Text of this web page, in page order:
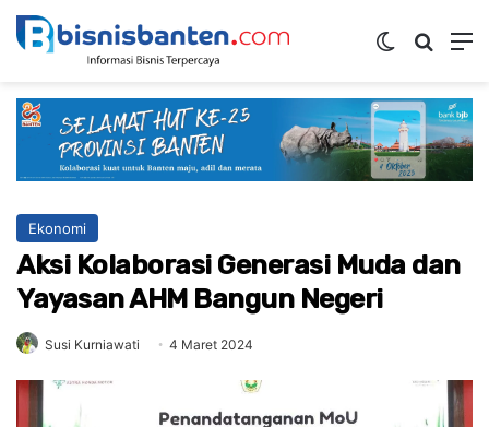
Switch skin
Ekonomi
Aksi Kolaborasi Generasi Muda dan
Yayasan AHM Bangun Negeri
Susi Kurniawati 4 Maret 2024